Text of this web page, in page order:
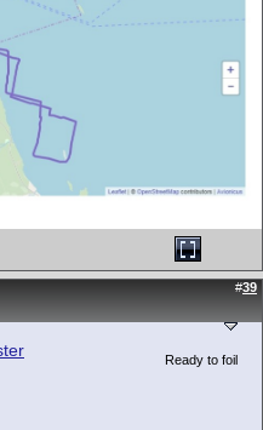
#39
Ready to foil